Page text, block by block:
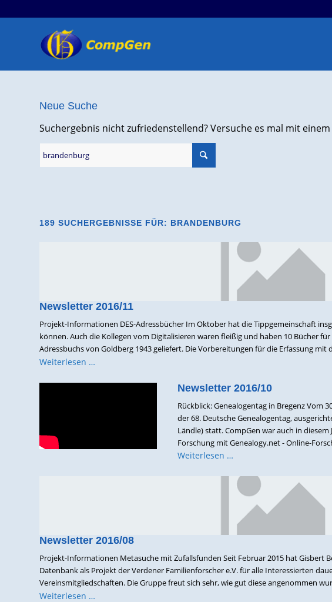
Neue Suche
Suchergebnis nicht zufriedenstellend? Versuche es mal mit
189 SUCHERGEBNISSE FÜR: BRANDENBURG
Newsletter 2016/11
Projekt-Informationen DES-Adressbücher Im Oktober hat die Tippgemeinschaft
können. Auch die Kollegen vom Digitalisieren waren fleißig und haben 10 Bücher
Adressbuchs von Goldberg 1943 geliefert. Die Vorbereitungen für die Erfassung mit
Weiterlesen …
Newsletter 2016/10
Rückblick: Genealogentag in Bregenz Vom
der 68. Deutsche Genealogentag,
Ländle) statt. CompGen war auch in
Forschung mit Genealogy.net - Online-
Weiterlesen …
Newsletter 2016/08
Projekt-Informationen Metasuche mit Zufallsfunden Seit Februar 2015 hat Gisbert
Datenbank als Projekt der Verdener Familienforscher e.V. für alle Interessierten
Vereinsmitgliedschaften. Die Gruppe freut sich sehr, wie gut diese angenommen
Weiterlesen …